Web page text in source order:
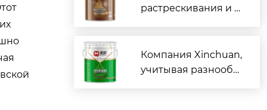
растрескивания и в
в в России: низкоте
мпературный эпокс
Компания Xinchuan,
учитывая разнообр